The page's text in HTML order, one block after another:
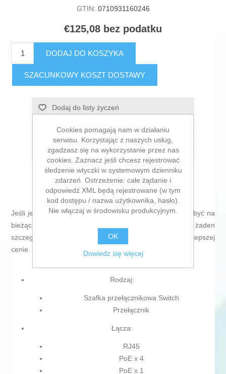
GTIN: 0710931160246
€125,08 bez podatku
DODAJ DO KOSZYKA
SZACUNKOWY KOSZT DOSTAWY
Dodaj do listy życzeń
Dodaj do listy porównywania
E-mail znajomego
Jeśli jesteś miłośnikieminformatyki i elektroniki, lubisz być na
bieżąco z nowościami technologicznymi i nie umyka Ci żaden
szczegół, kup
Przełącznik Trendnet TI-PG541
po najlepszej
cenie.
Rodzaj:
Szafka przełącznikowa Switch
Przełącznik
Łącza:
RJ45
PoE x 4
PoE x 1
Cookies pomagają nam w działaniu
serwisu. Korzystając z naszych usług,
zgadzasz się na wykorzystanie przez nas
cookies. Zaznacz jeśli chcesz rejestrować
śledzenie wtyczki w systemowym dzienniku
zdarzeń. Ostrzeżenie: całe żądanie i
odpowiedź XML będą rejestrowane (w tym
kod dostępu / nazwa użytkownika, hasło).
Nie włączaj w środowisku produkcyjnym.
OK
Dowiedz się więcej